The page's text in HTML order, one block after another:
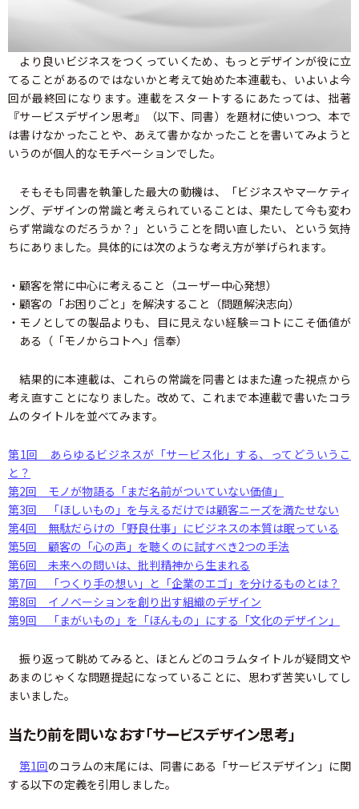
より良いビジネスをつくっていくため、もっとデザインが役に立
てることがあるのではないかと考えて始めた本連載も、いよいよ今
回が最終回になります。連載をスタートするにあたっては、拙著
『サービスデザイン思考』（以下、同書）を題材に使いつつ、本で
は書けなかったことや、あえて書かなかったことを書いてみようと
いうのが個人的なモチベーションでした。
そもそも同書を執筆した最大の動機は、「ビジネスやマーケティ
ング、デザインの常識と考えられていることは、果たして今も変わ
らず常識なのだろうか？」ということを問い直したい、という気持
ちにありました。具体的には次のような考え方が挙げられます。
・顧客を常に中心に考えること（ユーザー中心発想）
・顧客の「お困りごと」を解決すること（問題解決志向）
・モノとしての製品よりも、目に見えない経験＝コトにこそ価値が
ある（「モノからコトへ」信奉）
結果的に本連載は、これらの常識を同書とはまた違った視点から
考え直すことになりました。改めて、これまで本連載で書いたコラ
ムのタイトルを並べてみます。
第1回 あらゆるビジネスが「サービス化」する、ってどういうこ
と？
第2回 モノが物語る「まだ名前がついていない価値」
第3回 「ほしいもの」を与えるだけでは顧客ニーズを満たせない
第4回 無駄だらけの「野良仕事」にビジネスの本質は眠っている
第5回 顧客の「心の声」を聴くのに試すべき2つの手法
第6回 未来への問いは、批判精神から生まれる
第7回 「つくり手の想い」と「企業のエゴ」を分けるものとは？
第8回 イノベーションを創り出す組織のデザイン
第9回 「まがいもの」を「ほんもの」にする「文化のデザイン」
振り返って眺めてみると、ほとんどのコラムタイトルが疑問文や
あまのじゃくな問題提起になっていることに、思わず苦笑いしてし
まいました。
当たり前を問いなおす「サービスデザイン思考」
第1回のコラムの末尾には、同書にある「サービスデザイン」に関
する以下の定義を引用しました。